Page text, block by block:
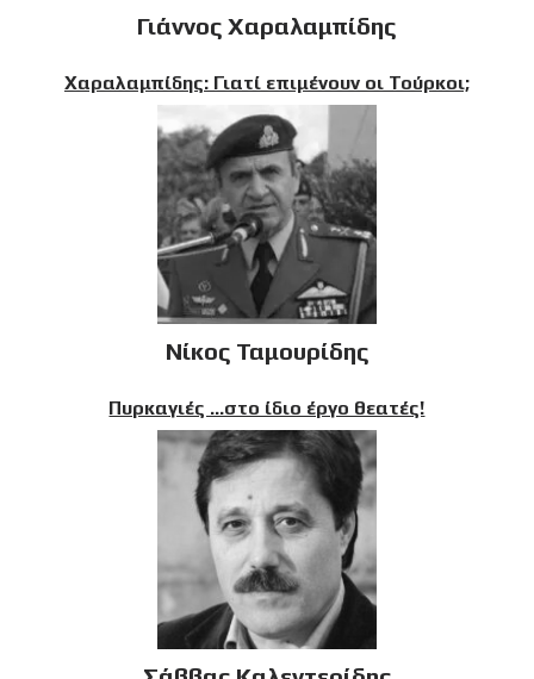
Γιάννος Χαραλαμπίδης
Χαραλαμπίδης: Γιατί επιμένουν οι Τούρκοι;
Νίκος Ταμουρίδης
Πυρκαγιές …στο ίδιο έργο θεατές!